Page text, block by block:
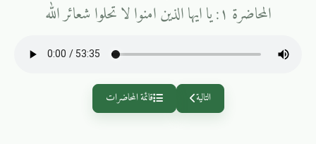
المحاضرة ١: يا ايها الذين امنوا لا تحلوا شعائر الله
التالية قائمة المحاضرات